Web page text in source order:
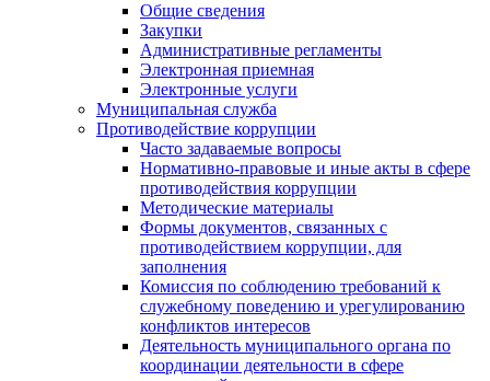
Общие сведения
Закупки
Административные регламенты
Электронная приемная
Электронные услуги
Муниципальная служба
Противодействие коррупции
Часто задаваемые вопросы
Нормативно-правовые и иные акты в сфере
противодействия коррупции
Методические материалы
Формы документов, связанных с
противодействием коррупции, для
заполнения
Комиссия по соблюдению требований к
служебному поведению и урегулированию
конфликтов интересов
Деятельность муниципального органа по
координации деятельности в сфере